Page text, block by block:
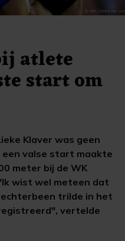
atlete
start om
Klaver was geen
een valse start maakte
meter bij de WK
wist wel meteen dat
trilde in het
vertelde